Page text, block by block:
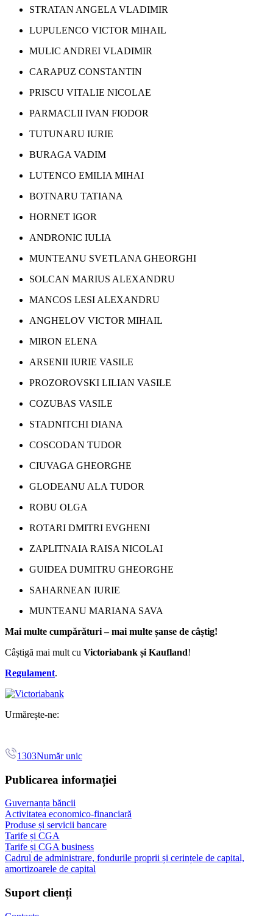
STRATAN ANGELA VLADIMIR
LUPULENCO VICTOR MIHAIL
MULIC ANDREI VLADIMIR
CARAPUZ CONSTANTIN
PRISCU VITALIE NICOLAE
PARMACLII IVAN FIODOR
TUTUNARU IURIE
BURAGA VADIM
LUTENCO EMILIA MIHAI
BOTNARU TATIANA
HORNET IGOR
ANDRONIC IULIA
MUNTEANU SVETLANA GHEORGHI
SOLCAN MARIUS ALEXANDRU
MANCOS LESI ALEXANDRU
ANGHELOV VICTOR MIHAIL
MIRON ELENA
ARSENII IURIE VASILE
PROZOROVSKI LILIAN VASILE
COZUBAS VASILE
STADNITCHI DIANA
COSCODAN TUDOR
CIUVAGA GHEORGHE
GLODEANU ALA TUDOR
ROBU OLGA
ROTARI DMITRI EVGHENI
ZAPLITNAIA RAISA NICOLAI
GUIDEA DUMITRU GHEORGHE
SAHARNEAN IURIE
MUNTEANU MARIANA SAVA
Mai multe cumpărături – mai multe șanse de câștig!
Câștigă mai mult cu Victoriabank și Kaufland!
Regulament.
Urmărește-ne:
1303Număr unic
Publicarea informației
Guvernanța băncii
Activitatea economico-financiară
Produse și servicii bancare
Tarife și CGA
Tarife și CGA business
Cadrul de administrare, fondurile proprii și cerințele de capital,
amortizoarele de capital
Suport clienți